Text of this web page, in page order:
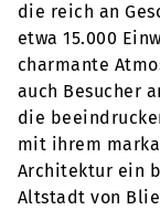
die reich an
etwa 15.000
charmante
auch Besucher
die
mit ihrem
Architektur ein
Altstadt von